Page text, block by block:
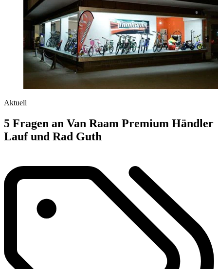
Aktuell
5 Fragen an Van Raam Premium Händler
Lauf und Rad Guth